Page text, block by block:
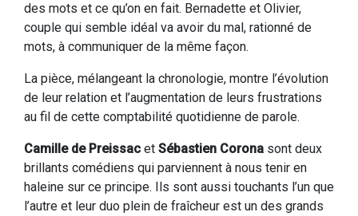
des mots et ce qu’on en fait. Bernadette et Olivier,
couple qui semble idéal va avoir du mal, rationné de
mots, à communiquer de la même façon.
La pièce, mélangeant la chronologie, montre l’évolution
de leur relation et l’augmentation de leurs frustrations
au fil de cette comptabilité quotidienne de parole.
Camille de Preissac et Sébastien Corona sont deux
brillants comédiens qui parviennent à nous tenir en
haleine sur ce principe. Ils sont aussi touchants l’un que
l’autre et leur duo plein de fraîcheur est un des grands